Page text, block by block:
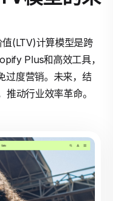
(LTV)计算模型是跨
Plus和高效工具，
过度营销。未来，结
动行业效率革命。